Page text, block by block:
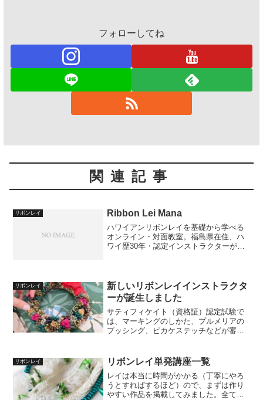
フォローしてね
関連記事
リボンレイ Ribbon Lei Mana
ハワイアンリボンレイを基礎から学べる
オンライン・対面教室。福島県在住、ハ
ワイ歴30年・認定インストラクターが指
リボンレイ
新しいリボンレイインストラクタ
ーが誕生しました
サティフィケイト（資格証）認定試験で
は、マーキングのしかた、プルメリアの
プッシング、ピカケステッチなどが審査
張したようです(笑)結果はもちろん合格で
す。山形市在住の佐藤篤子先生の誕生で
す。
リボンレイ リボンレイ単発講座一覧
レイは本当に時間がかかる（丁寧にやろ
うとすればするほど）ので、まずは作り
やすい作品を掲載してみました。全てオ